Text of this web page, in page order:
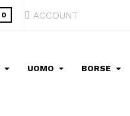
0 ACCOUNT
UOMO BORSE